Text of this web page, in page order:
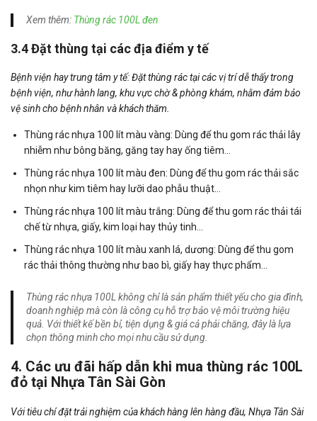
Xem thêm: Thùng rác 100L đen
3.4 Đặt thùng tại các địa điểm y tế
Bệnh viện hay trung tâm y tế: Đặt thùng rác tại các vị trí dễ thấy trong
bệnh viện, như hành lang, khu vực chờ & phòng khám, nhằm đảm bảo
vệ sinh cho bệnh nhân và khách thăm.
Thùng rác nhựa 100 lít màu vàng: Dùng để thu gom rác thải lây
nhiễm như bông băng, găng tay hay ống tiêm…
Thùng rác nhựa 100 lít màu đen: Dùng để thu gom rác thải sắc
nhọn như kim tiêm hay lưỡi dao phẫu thuật…
Thùng rác nhựa 100 lít màu trắng: Dùng để thu gom rác thải tái
chế từ nhựa, giấy, kim loại hay thủy tinh…
Thùng rác nhựa 100 lít màu xanh lá, dương: Dùng để thu gom
rác thải thông thường như bao bì, giấy hay thực phẩm…
Thùng rác nhựa 100L không chỉ là sản phẩm thiết yếu cho gia đình,
doanh nghiệp mà còn là công cụ hỗ trợ bảo vệ môi trường hiệu
quả. Với thiết kế bền bỉ, tiện dụng & giá cả phải chăng, đây là lựa
chọn thông minh cho mọi nhu cầu sử dụng.
4. Các ưu đãi hấp dẫn khi mua thùng rác 100L
đỏ tại Nhựa Tân Sài Gòn
Với tiêu chí đặt trải nghiệm của khách hàng lên hàng đầu, Nhựa Tân Sài